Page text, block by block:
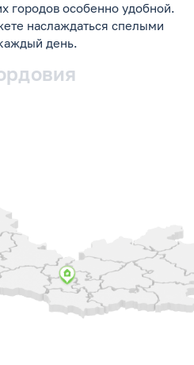
городов особенно удобной.
наслаждаться спелыми
день.